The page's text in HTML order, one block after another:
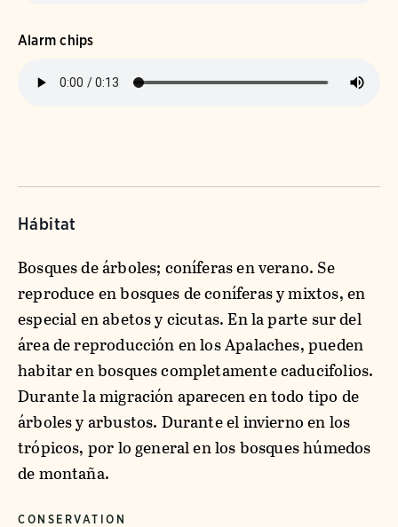
Alarm chips
Hábitat
Bosques de árboles; coníferas en verano. Se
reproduce en bosques de coníferas y mixtos, en
especial en abetos y cicutas. En la parte sur del
área de reproducción en los Apalaches, pueden
habitar en bosques completamente caducifolios.
Durante la migración aparecen en todo tipo de
árboles y arbustos. Durante el invierno en los
trópicos, por lo general en los bosques húmedos
de montaña.
CONSERVATION